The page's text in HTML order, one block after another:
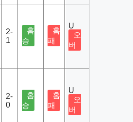
2-
1
홈
승
홈
패
U
오
버
2-
0
홈
승
홈
패
U
오
버